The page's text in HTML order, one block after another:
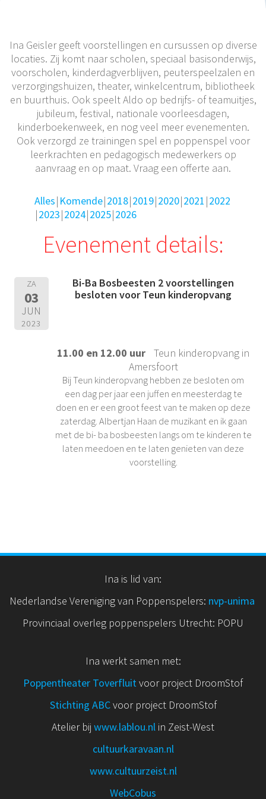
Ina Geisler geeft voorstellingen en cursussen op diverse
locaties. Zij komt naar scholen, speciaal basisonderwijs,
voorscholen, kinderdagverblijven, peuterspeelzalen en
verzorgingshuizen, theater, winkelcentrum, bibliotheek
en buurthuis. Ook speelt Aldo op bedrijfs- of teamuitjes,
jubileum, festival, nationale voorleesdagen,
kinderboekenweek, en nog veel meer evenementen.
Ook verzorgd ze trainingen spel en poppenspel voor
leerkrachten en pedagogisch medewerkers op
aanvraag en op maat. Vraag een offerte aan.
Alles Komende 2018 2019 2020 2021 2022
2023 2024 2025 2026
Evenement details:
ZA
03
JUN
2023
Bi-Ba Bosbeesten 2 voorstellingen
besloten voor Teun kinderopvang
11.00 en 12.00 uur
Teun kinderopvang in
Amersfoort
Bij Teun kinderopvang hebben ze besloten om
een dag per jaar een juffen en meesterdag te
doen en er een groot feest van te maken op deze
zaterdag. Albertjan Haan de muzikant en ik gaan
met de bi- ba bosbeesten langs om te kinderen te
laten meedoen en te laten genieten van deze
voorstelling.
Ina is lid van:
Nederlandse Vereniging van Poppenspelers: nvp-unima
Provinciaal overleg poppenspelers Utrecht: POPU
Ina werkt samen met:
Poppentheater Toverfluitvoor project DroomStof
Stichting ABCvoor project DroomStof
Atelier bij www.lablou.nl in Zeist-West
cultuurkaravaan.nl
www.cultuurzeist.nl
WebCobus